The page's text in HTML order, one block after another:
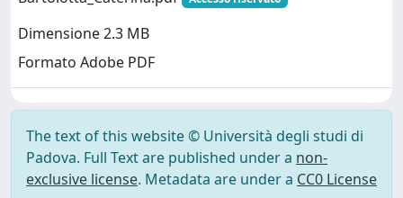
Dimensione 2.3 MB
Formato Adobe PDF
The text of this website © Università degli studi di
Padova. Full Text are published under a non-
exclusive license. Metadata are under a CC0 License